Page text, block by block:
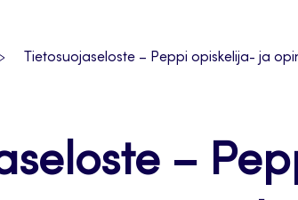
Tietosuojaseloste – Peppi opiskelija- ja
–